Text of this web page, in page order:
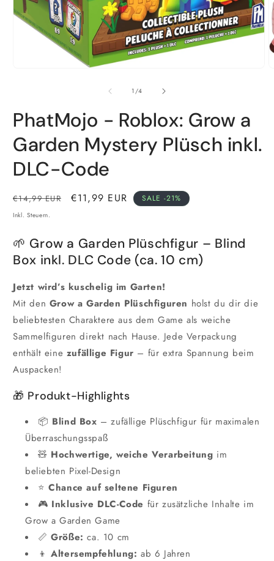
1/von
4
PhatMojo - Roblox: Grow a
Garden Mystery Plüsch inkl.
DLC-Code
Normaler
Preis
€14,99 EUR Verkaufspreis
€11,99 EUR SALE -21%
Inkl. Steuern.
🌱 Grow a Garden Plüschfigur – Blind
Box inkl. DLC Code (ca. 10 cm)
Jetzt wird’s kuschelig im Garten!
Mit den Grow a Garden Plüschfiguren holst du dir die
beliebtesten Charaktere aus dem Game als weiche
Sammelfiguren direkt nach Hause. Jede Verpackung
enthält eine zufällige Figur – für extra Spannung beim
Auspacken!
🎁 Produkt-Highlights
📦 Blind Box – zufällige Plüschfigur für maximalen
Überraschungsspaß
🧸 Hochwertige, weiche Verarbeitung im
beliebten Pixel-Design
⭐Chance auf seltene Figuren
🎮 Inklusive DLC-Code für zusätzliche Inhalte im
Grow a Garden Game
📏Größe: ca. 10 cm
👦Altersempfehlung: ab 6 Jahren